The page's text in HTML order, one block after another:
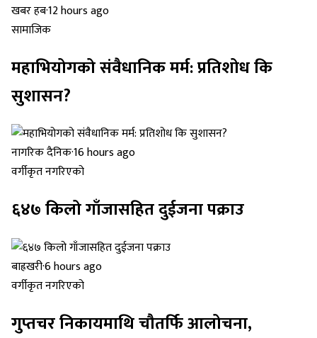
खबर हब·12 hours ago
सामाजिक
महाभियोगको संवैधानिक मर्म: प्रतिशोध कि
सुशासन?
नागरिक दैनिक·16 hours ago
वर्गीकृत नगरिएको
६४७ किलो गाँजासहित दुईजना पक्राउ
बाह्रखरी·6 hours ago
वर्गीकृत नगरिएको
गुप्तचर निकायमाथि चौतर्फि आलोचना,